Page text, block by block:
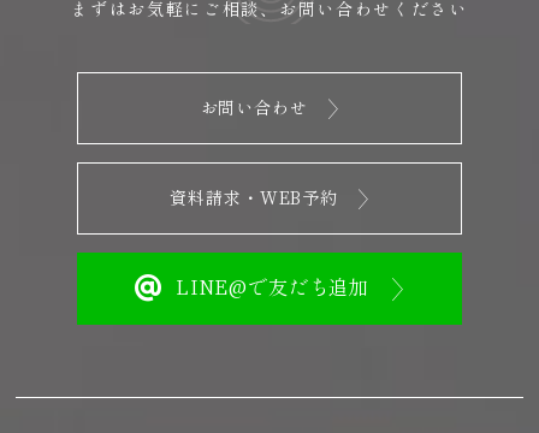
まずはお気軽にご相談、お問い合わせください
お問い合わせ
資料請求・WEB予約
LINE@で友だち追加